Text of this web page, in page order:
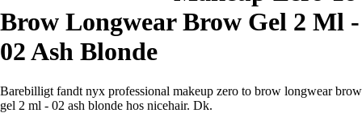
Brow Longwear Brow Gel 2 Ml -
02 Ash Blonde
Barebilligt fandt nyx professional makeup zero to brow longwear brow
gel 2 ml - 02 ash blonde hos nicehair. Dk.